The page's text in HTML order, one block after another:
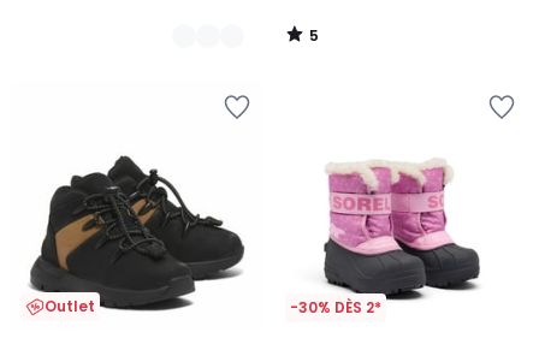
5
/
Outlet -30% DÈS 2*